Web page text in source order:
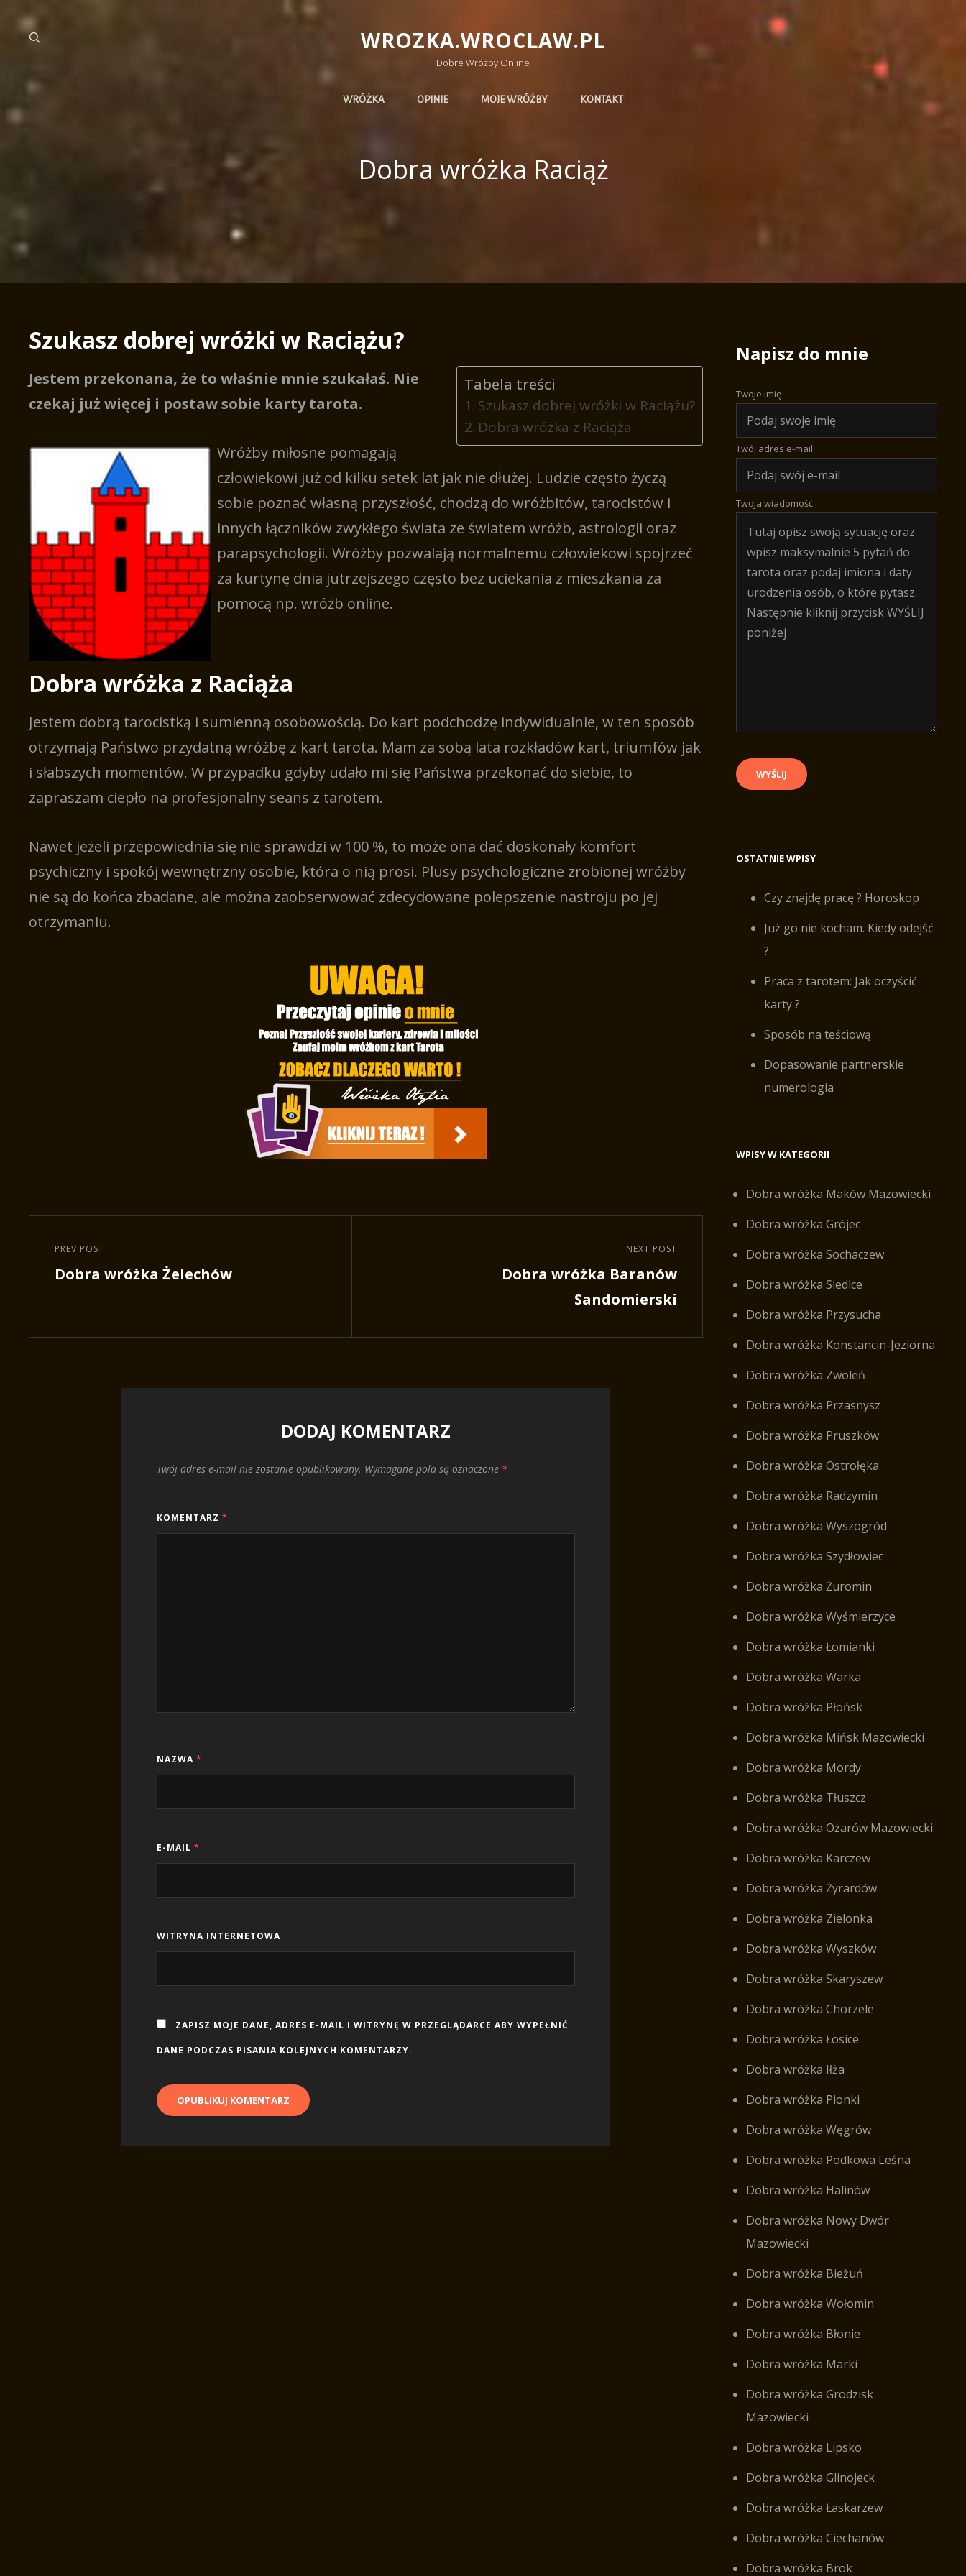
WROZKA.WROCLAW.PL
Dobre Wróżby Online
WRÓŻKA OPINIE MOJE WRÓŻBY KONTAKT
Dobra wróżka Raciąż
Szukasz dobrej wróżki w Raciążu?
Tabela treści
Szukasz dobrej wróżki w Raciążu?
Dobra wróżka z Raciąża
Jestem przekonana, że to właśnie mnie szukałaś. Nie
czekaj już więcej i postaw sobie karty tarota.
Wróżby miłosne pomagają
człowiekowi już od kilku setek lat jak nie dłużej. Ludzie często życzą
sobie poznać własną przyszłość, chodzą do wróżbitów, tarocistów i
innych łączników zwykłego świata ze światem wróżb, astrologii oraz
parapsychologii. Wróżby pozwalają normalnemu człowiekowi spojrzeć
za kurtynę dnia jutrzejszego często bez uciekania z mieszkania za
pomocą np. wróżb online.
Dobra wróżka z Raciąża
Jestem dobrą tarocistką i sumienną osobowością. Do kart podchodzę indywidualnie, w ten sposób
otrzymają Państwo przydatną wróżbę z kart tarota. Mam za sobą lata rozkładów kart, triumfów jak
i słabszych momentów. W przypadku gdyby udało mi się Państwa przekonać do siebie, to
zapraszam ciepło na profesjonalny seans z tarotem.
Nawet jeżeli przepowiednia się nie sprawdzi w 100 %, to może ona dać doskonały komfort
psychiczny i spokój wewnętrzny osobie, która o nią prosi. Plusy psychologiczne zrobionej wróżby
nie są do końca zbadane, ale można zaobserwować zdecydowane polepszenie nastroju po jej
otrzymaniu.
wpisu
Previous
Post
PREV POST
Dobra wróżka Żelechów
NEXT POST
Dobra wróżka Baranów
Sandomierski
DODAJ KOMENTARZ
Twój adres e-mail nie zostanie opublikowany. Wymagane pola są oznaczone *
KOMENTARZ *
NAZWA *
E-MAIL *
WITRYNA INTERNETOWA
ZAPISZ MOJE DANE, ADRES E-MAIL I WITRYNĘ W PRZEGLĄDARCE ABY WYPEŁNIĆ
DANE PODCZAS PISANIA KOLEJNYCH KOMENTARZY.
Napisz do mnie
Twoje imię
Twój adres e-mail
Twoja wiadomość
OSTATNIE WPISY
Czy znajdę pracę ? Horoskop
Już go nie kocham. Kiedy odejść
?
Praca z tarotem: Jak oczyścić
karty ?
Sposób na teściową
Dopasowanie partnerskie
numerologia
WPISY W KATEGORII
Dobra wróżka Maków Mazowiecki
Dobra wróżka Grójec
Dobra wróżka Sochaczew
Dobra wróżka Siedlce
Dobra wróżka Przysucha
Dobra wróżka Konstancin-Jeziorna
Dobra wróżka Zwoleń
Dobra wróżka Przasnysz
Dobra wróżka Pruszków
Dobra wróżka Ostrołęka
Dobra wróżka Radzymin
Dobra wróżka Wyszogród
Dobra wróżka Szydłowiec
Dobra wróżka Żuromin
Dobra wróżka Wyśmierzyce
Dobra wróżka Łomianki
Dobra wróżka Warka
Dobra wróżka Płońsk
Dobra wróżka Mińsk Mazowiecki
Dobra wróżka Mordy
Dobra wróżka Tłuszcz
Dobra wróżka Ożarów Mazowiecki
Dobra wróżka Karczew
Dobra wróżka Żyrardów
Dobra wróżka Zielonka
Dobra wróżka Wyszków
Dobra wróżka Skaryszew
Dobra wróżka Chorzele
Dobra wróżka Łosice
Dobra wróżka Iłża
Dobra wróżka Pionki
Dobra wróżka Węgrów
Dobra wróżka Podkowa Leśna
Dobra wróżka Halinów
Dobra wróżka Nowy Dwór
Mazowiecki
Dobra wróżka Bieżuń
Dobra wróżka Wołomin
Dobra wróżka Błonie
Dobra wróżka Marki
Dobra wróżka Grodzisk
Mazowiecki
Dobra wróżka Lipsko
Dobra wróżka Glinojeck
Dobra wróżka Łaskarzew
Dobra wróżka Ciechanów
Dobra wróżka Brok